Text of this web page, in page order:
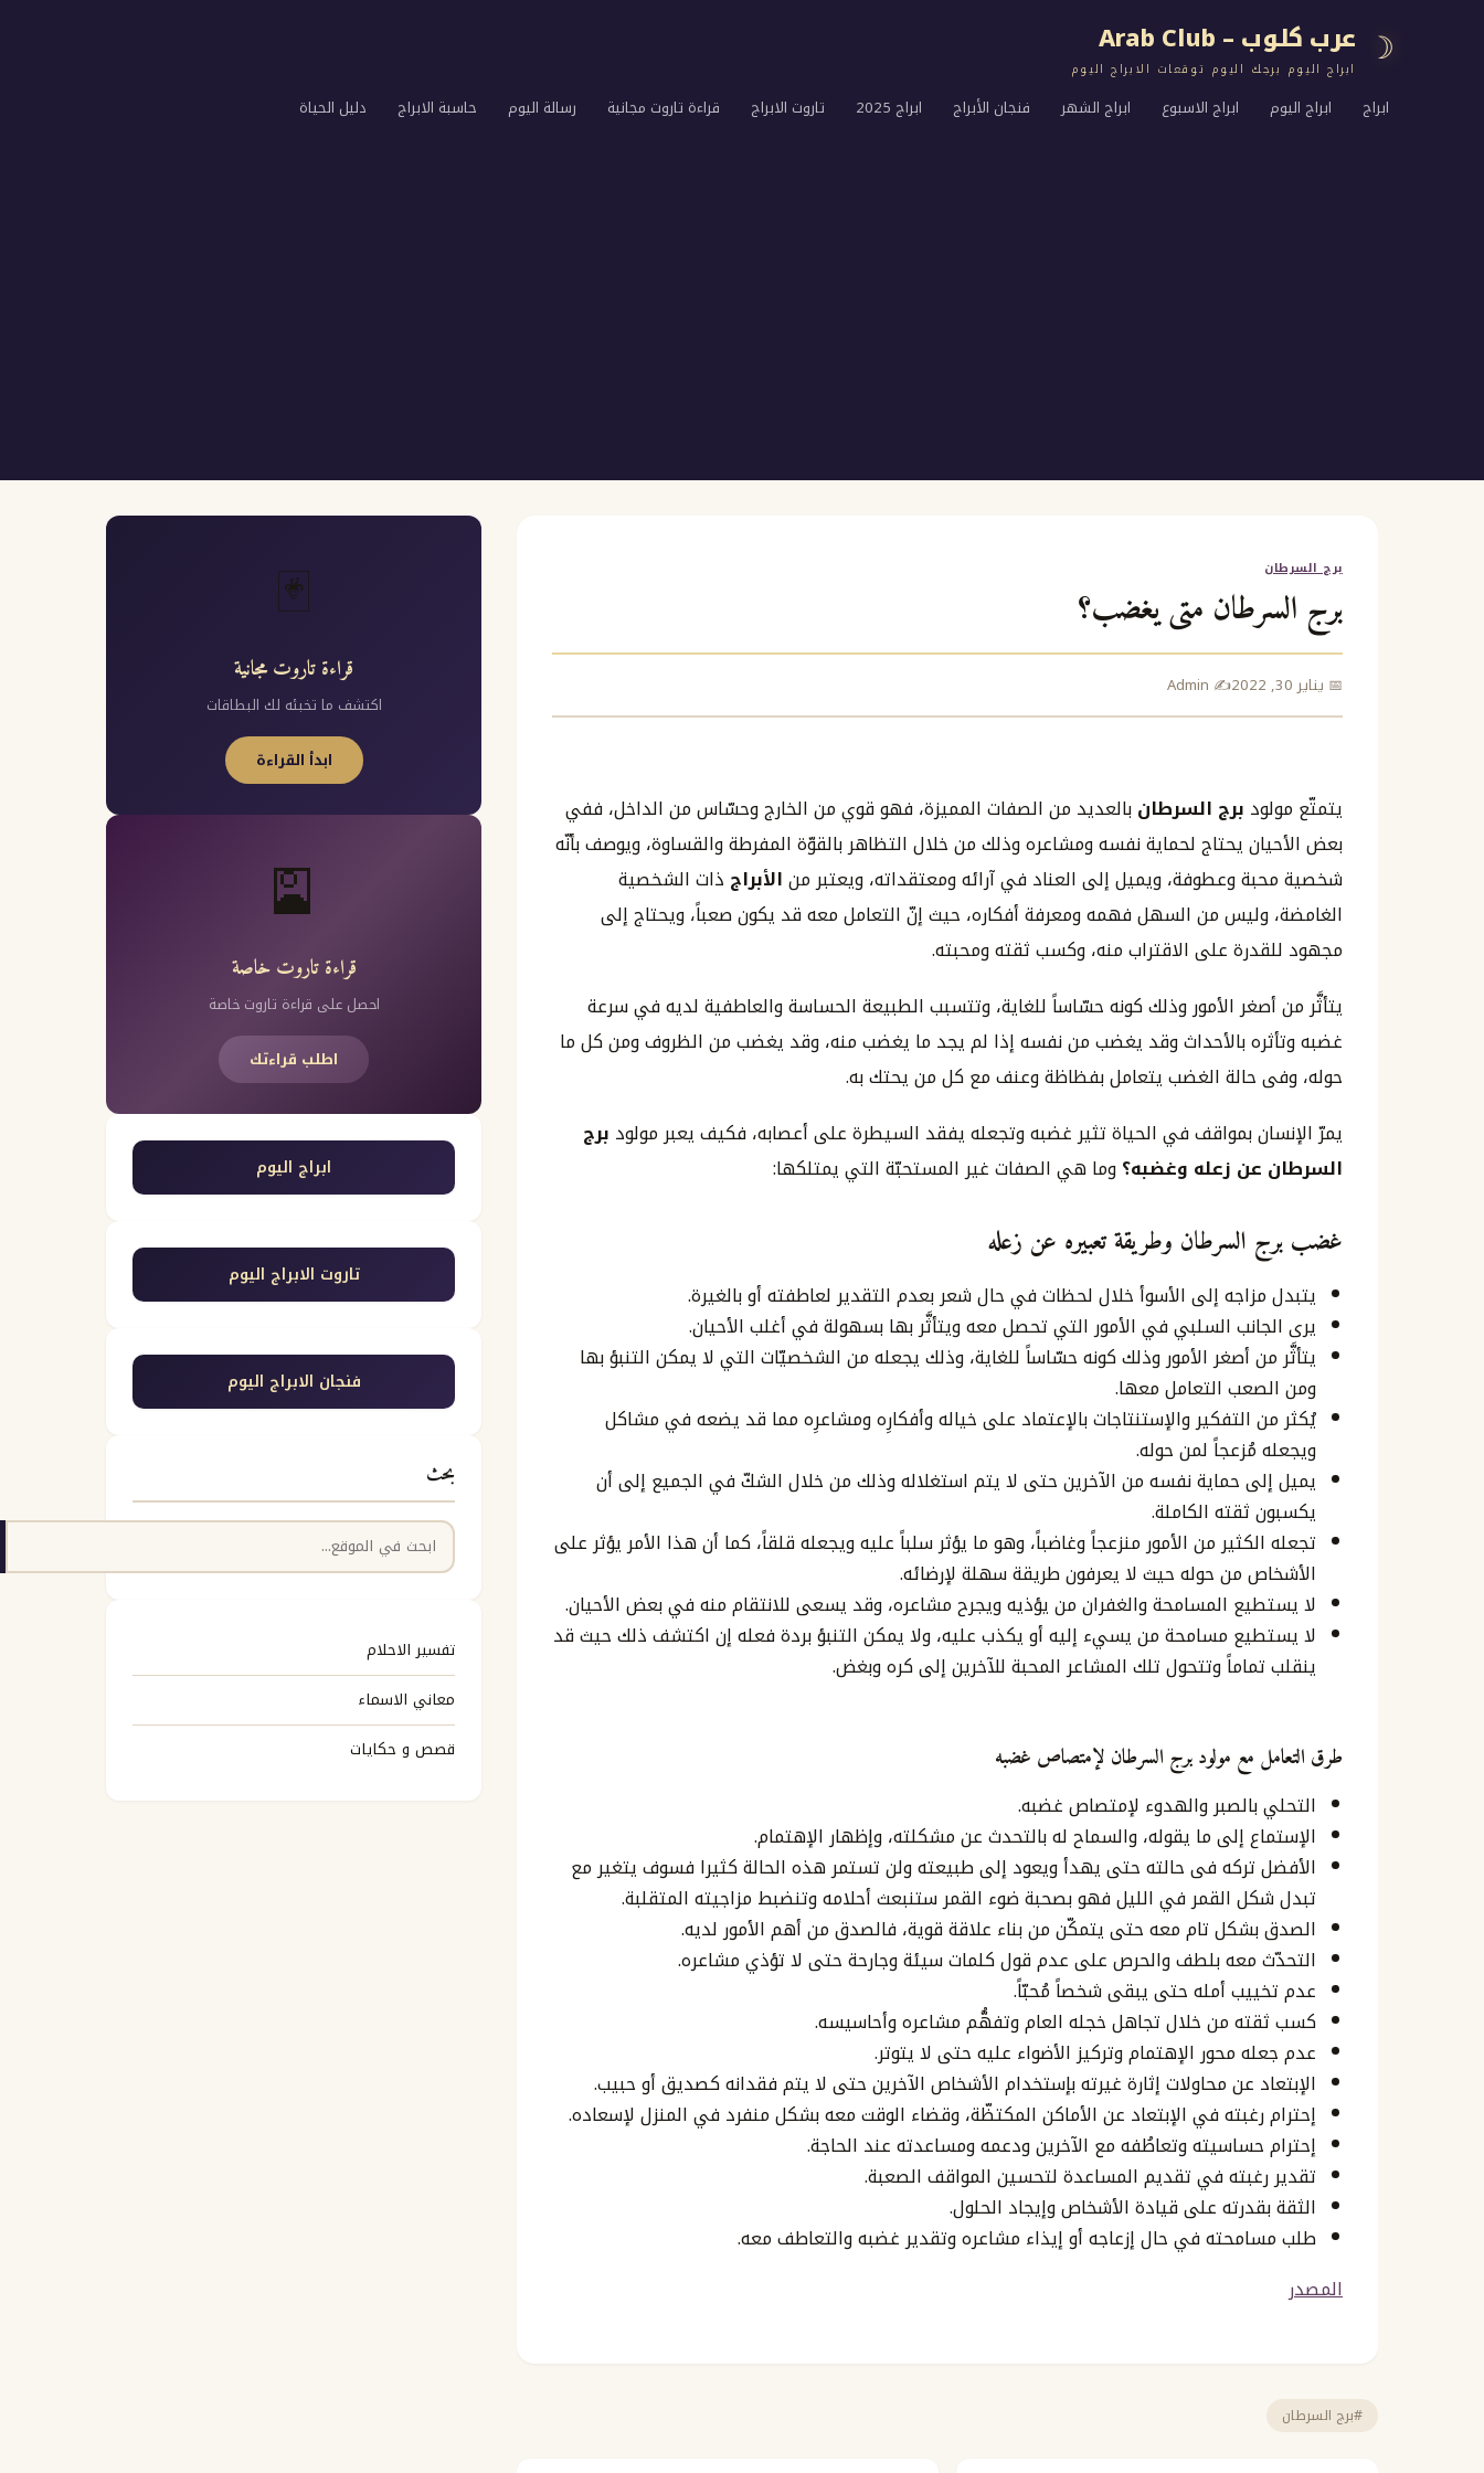
☽ عرب كلوب – Arab Club
ابراج اليوم برجك اليوم توقعات الابراج اليوم
ابراج ابراج اليوم ابراج الاسبوع ابراج الشهر فنجان الأبراج ابراج 2025 تاروت الابراج قراءة تاروت مجانية رسالة اليوم حاسبة الابراج دليل الحياة
برج السرطان
برج السرطان متى يغضب؟
📅 يناير 30, 2022 ✍️ Admin
يتمتّع مولود برج السرطانبالعديد من الصفات المميزة، فهو قوي من الخارج وحسّاس من الداخل، ففي
بعض الأحيان يحتاج لحماية نفسه ومشاعره وذلك من خلال التظاهر بالقوّة المفرطة والقساوة، ويوصف بأنّه
شخصية محبة وعطوفة، ويميل إلى العناد في آرائه ومعتقداته، ويعتبر منالأبراج ذات الشخصية
الغامضة، وليس من السهل فهمه ومعرفة أفكاره، حيث إنّ التعامل معه قد يكون صعباً، ويحتاج إلى
مجهود للقدرة على الاقتراب منه، وكسب ثقته ومحبته.
يتأثَّر من أصغر الأمور وذلك كونه حسّاساً للغاية، وتتسبب الطبيعة الحساسة والعاطفية لديه في سرعة
غضبه وتأثره بالأحداث وقد يغضب من نفسه إذا لم يجد ما يغضب منه، وقد يغضب من الظروف ومن كل ما
حوله، وفى حالة الغضب يتعامل بفظاظة وعنف مع كل من يحتك به.
يمرّ الإنسان بمواقف في الحياة تثير غضبه وتجعله يفقد السيطرة على أعصابه، فكيف يعبر مولود برج
السرطان عن زعله وغضبه؟ وما هي الصفات غير المستحبّة التي يمتلكها:
غضب برج السرطان وطريقة تعبيره عن زعله
يتبدل مزاجه إلى الأسوأ خلال لحظات في حال شعر بعدم التقدير لعاطفته أو بالغيرة.
يرى الجانب السلبي في الأمور التي تحصل معه ويتأثَّر بها بسهولة في أغلب الأحيان.
يتأثَّر من أصغر الأمور وذلك كونه حسّاساً للغاية، وذلك يجعله من الشخصيّات التي لا يمكن التنبؤ بها
ومن الصعب التعامل معها.
يُكثر من التفكير والإستنتاجات بالإعتماد على خياله وأفكارِه ومشاعرِه مما قد يضعه في مشاكل
ويجعله مُزعجاً لمن حوله.
يميل إلى حماية نفسه من الآخرين حتى لا يتم استغلاله وذلك من خلال الشكّ في الجميع إلى أن
يكسبون ثقته الكاملة.
تجعله الكثير من الأمور منزعجاً وغاضباً، وهو ما يؤثر سلباً عليه ويجعله قلقاً، كما أن هذا الأمر يؤثر على
الأشخاص من حوله حيث لا يعرفون طريقة سهلة لإرضائه.
لا يستطيع المسامحة والغفران من يؤذيه ويجرح مشاعره، وقد يسعى للانتقام منه في بعض الأحيان.
لا يستطيع مسامحة من يسيء إليه أو يكذب عليه، ولا يمكن التنبؤ بردة فعله إن اكتشف ذلك حيث قد
ينقلب تماماً وتتحول تلك المشاعر المحبة للآخرين إلى كره وبغض.
طرق التعامل مع مولود برج السرطان لإمتصاص غضبه
التحلي بالصبر والهدوء لإمتصاص غضبه.
الإستماع إلى ما يقوله، والسماح له بالتحدث عن مشكلته، وإظهار الإهتمام.
الأفضل تركه فى حالته حتى يهدأ ويعود إلى طبيعته ولن تستمر هذه الحالة كثيرا فسوف يتغير مع
تبدل شكل القمر في الليل فهو بصحبة ضوء القمر ستنبعث أحلامه وتنضبط مزاجيته المتقلبة.
الصدق بشكل تام معه حتى يتمكّن من بناء علاقة قوية، فالصدق من أهم الأمور لديه.
التحدّث معه بلطف والحرص على عدم قول كلمات سيئة وجارحة حتى لا تؤذي مشاعره.
عدم تخييب أمله حتى يبقى شخصاً مُحبّاً.
كسب ثقته من خلال تجاهل خجله العام وتفهُّم مشاعره وأحاسيسه.
عدم جعله محور الإهتمام وتركيز الأضواء عليه حتى لا يتوتر.
الإبتعاد عن محاولات إثارة غيرته بإستخدام الأشخاص الآخرين حتى لا يتم فقدانه كصديق أو حبيب.
إحترام رغبته في الإبتعاد عن الأماكن المكتظّة، وقضاء الوقت معه بشكل منفرد في المنزل لإسعاده.
إحترام حساسيته وتعاطُفه مع الآخرين ودعمه ومساعدته عند الحاجة.
تقدير رغبته في تقديم المساعدة لتحسين المواقف الصعبة.
الثقة بقدرته على قيادة الأشخاص وإيجاد الحلول.
طلب مسامحته في حال إزعاجه أو إيذاء مشاعره وتقدير غضبه والتعاطف معه.
المصدر
#برج السرطان
🃏
قراءة تاروت مجانية
اكتشف ما تخبئه لك البطاقات
ابدأ القراءة
🎴
قراءة تاروت خاصة
احصل على قراءة تاروت خاصة
اطلب قراءتك
ابراج اليوم
تاروت الابراج اليوم
فنجان الابراج اليوم
بحث
البحث
تفسير الاحلام
معاني الاسماء
قصص و حكايات